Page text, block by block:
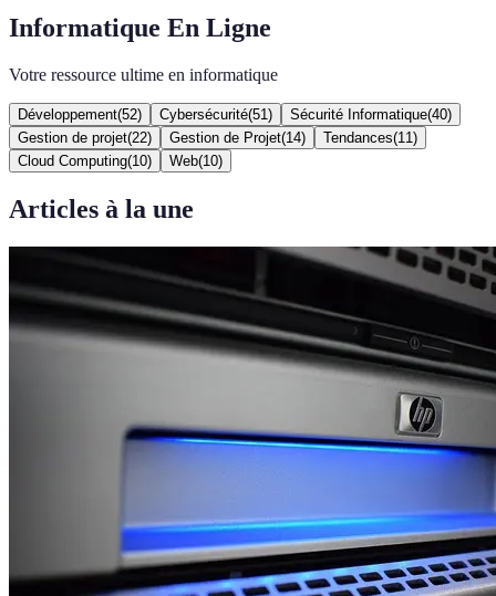
Informatique En Ligne
Votre ressource ultime en informatique
Développement(52) Cybersécurité(51 ) Sécurité Informatique(40)
Gestion de projet(22) Gestion de Projet(14) Tendances(11 )
Cloud Computing(10) Web(10)
Articles à la une